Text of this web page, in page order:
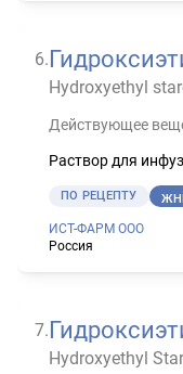
6.
Hydroxyethyl
Действующее
Раствор для
ПО РЕЦЕПТУ
ИСТ-ФАРМ ООО
Россия
7.
Hydroxyethyl